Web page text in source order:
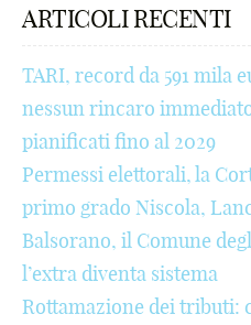
*
(
)
;
:
[
_
-
+
!
@
#
_
-
+
!
@
#
@
#
$
€
¢
£
h
i
j
k
l
m
#
$
€
¢
£
¥
¢
£
¥
₩
₪
%
9
_
-
+
!
@
ARTICOLI RECENTI
TARI, record da 591 mila
nessun rincaro
pianificati fino al 2029
Permessi elettorali, la
primo grado Niscola,
Balsorano, il Comune
l’extra diventa sistema
Rottamazione dei tributi: